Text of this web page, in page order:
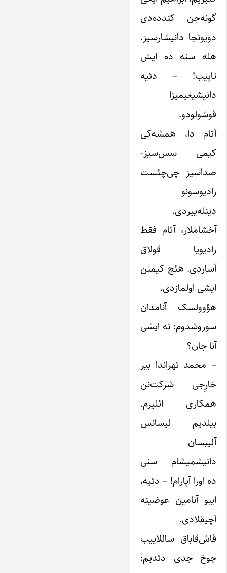
گونه‌جن کندده‌دی
دویونجا دانیشارسیز.
هله سنه ده ایش
تاپیب! – دئیه
دانیشیغیمیزا
قوشولودو.
آتام دا، همشه‌کی
کیمی سس‌سیز-
صداسیز چی‌چئست
رادیوسونو
دینله‌ییردی.
آخشاملار، آتام فقط
رادیویا قولاق
آساردی. هئچ کیمنن
ایشی اولمازدی.
هؤوولسک آنامدان
سوروشدوم: نه ایشی
آنا جان؟
– محمد تهراندا بیر
خارِجی شرکت‌نن
همکاری ائلیرم.
بیلدیم لیسانس
آلیبسان
دانیشمیشام سنی
ده اورا آپارام! – دئیه،
ایبو آنامین عوضینه
آچیقلادی.
قاش‌قاباق ساللاییب
چوخ جدی دئدیم: